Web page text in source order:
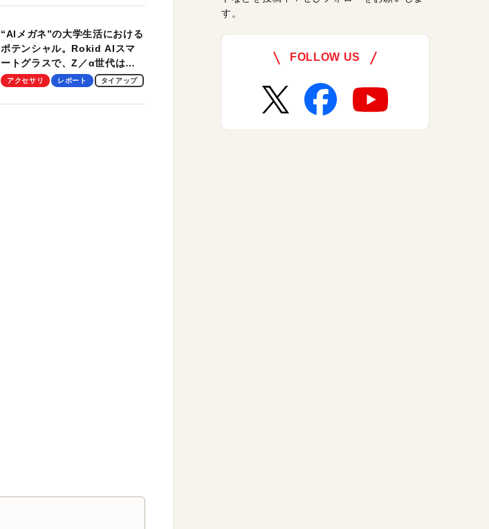
性がグッド！
“AIメガネ”の大学生活における
ポテンシャル。Rokid AIスマ
ートグラスで、Z／α世代は何
を見る？ 現役学生起業家、そ
【PR】
アクセサリ レポート タイアップ
す。
FOLLOW US